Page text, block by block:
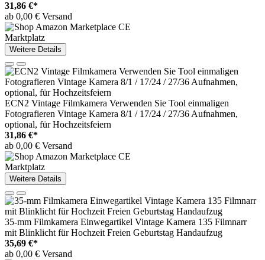
31,86 €*
ab 0,00 € Versand
Marktplatz
Weitere Details
ECN2 Vintage Filmkamera Verwenden Sie Tool einmaligen
Fotografieren Vintage Kamera 8/1 / 17/24 / 27/36 Aufnahmen,
optional, für Hochzeitsfeiern
31,86 €*
ab 0,00 € Versand
Marktplatz
Weitere Details
35-mm Filmkamera Einwegartikel Vintage Kamera 135 Filmnarr
mit Blinklicht für Hochzeit Freien Geburtstag Handaufzug
35,69 €*
ab 0,00 € Versand